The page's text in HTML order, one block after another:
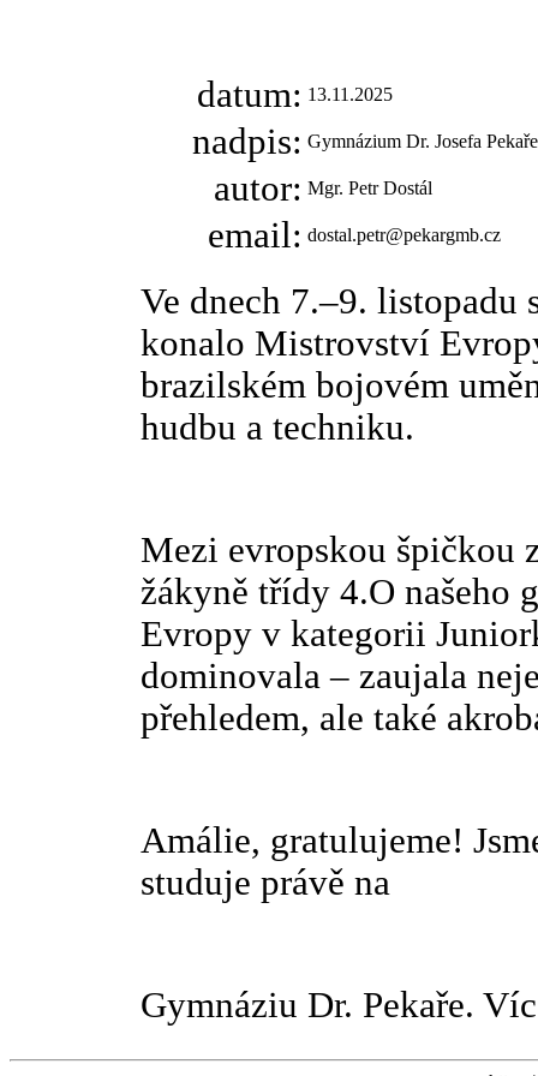
datum: 13.11.2025
nadpis: Gymnázium Dr. Josefa
autor: Mgr. Petr Dostál
email: dostal.petr@pekargmb.cz
Ve dnech 7.–9. listopadu
konalo Mistrovství
brazilském bojovém
hudbu a techniku.
Mezi evropskou špičkou
žákyně třídy 4.O našeho
Evropy v kategorii
dominovala – zaujala
přehledem, ale také
Amálie, gratulujeme!
studuje právě na
Gymnáziu Dr. Pekaře.